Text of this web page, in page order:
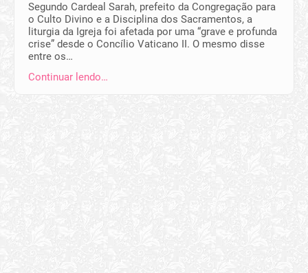
Segundo Cardeal Sarah, prefeito da Congregação para
o Culto Divino e a Disciplina dos Sacramentos, a
liturgia da Igreja foi afetada por uma “grave e profunda
crise” desde o Concílio Vaticano II. O mesmo disse
entre os…
Continuar lendo…